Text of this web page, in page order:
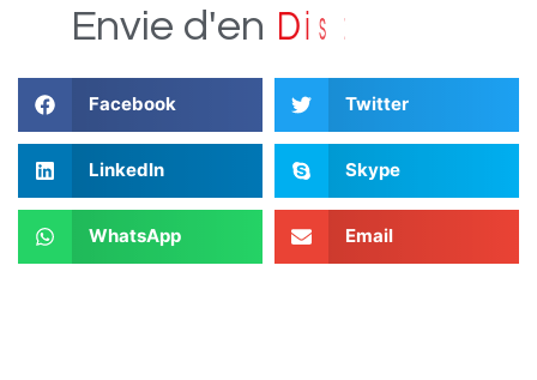
Envie d'en Di s c
Facebook Twitter
LinkedIn Skype
WhatsApp Email